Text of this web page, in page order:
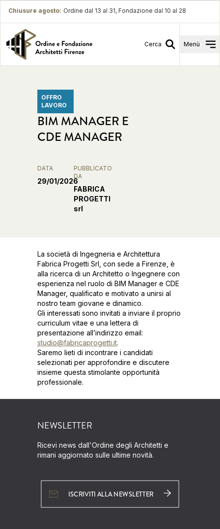
Chiusure agosto: Ordine dal 13 al 31, Fondazione dal 10 al 28
Cerca Menù
OFFRO
LAVORO
BIM MANAGER E
CDE MANAGER
DATA
29/01/2026
PUBBLICATO
DA
FABRICA
PROGETTI
srl
La società di Ingegneria e Architettura
Fabrica Progetti Srl, con sede a Firenze, è
alla ricerca di un Architetto o Ingegnere con
esperienza nel ruolo di BIM Manager e CDE
Manager, qualificato e motivato a unirsi al
nostro team giovane e dinamico.
Gli interessati sono invitati a inviare il proprio
curriculum vitae e una lettera di
presentazione all’indirizzo email:
studio@fabricaprogetti.it.
Saremo lieti di incontrare i candidati
selezionati per approfondire e discutere
insieme questa stimolante opportunità
professionale.
NEWSLETTER
Ricevi news dall'Ordine degli Architetti e
rimani aggiornato sulle ultime novità.
ISCRIVITI ALLA NEWSLETTER